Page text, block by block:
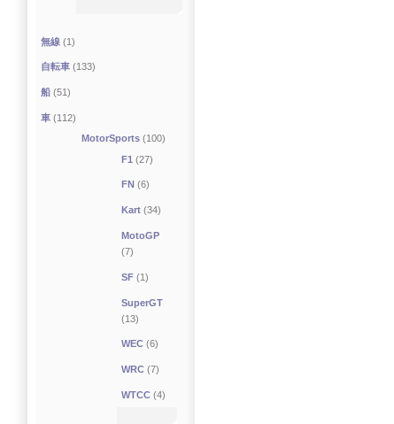
無線 (1)
自転車 (133)
船 (51)
車 (112)
MotorSports(100)
F1 (27)
FN (6)
Kart (34)
MotoGP
(7)
SF (1)
SuperGT
(13)
WEC (6)
WRC (7)
WTCC (4)